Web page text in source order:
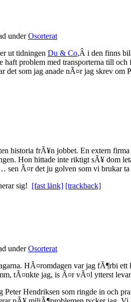
underOsorterat
ut tidningen Du & Co,Â i den finns
haft problem med transporterna till
det som jag anade nÃ¤r jag skrev
historia frÃ¥n jobbet. En extern
Hon hittade inte riktigt sÃ¥ dom
sen Ã¤r det ju golven som vi brukar
sig! [fast länk] [trackback]
underOsorterat
HÃ¤romdagen var jag fÃ¶rbi
tÃ¤nkte jag, is Ã¤r vÃ¤l ytterst
Peter Hendriksen som ringde in och